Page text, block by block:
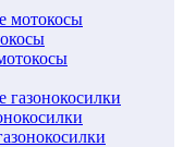
мотокосы
газонокосилки